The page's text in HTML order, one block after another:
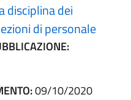
disciplina dei
di personale
09/10/2020